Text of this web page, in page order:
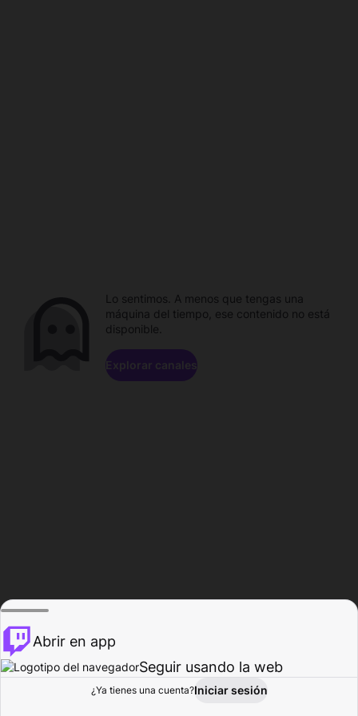
Explorar Actividad
Lo sentimos. A menos que tengas una
máquina del tiempo, ese contenido no está
disponible.
Explorar canales
Abrir en app
Seguir usando la web
¿Ya tienes una cuenta?Iniciar sesión